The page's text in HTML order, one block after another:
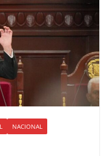
NACIONAL